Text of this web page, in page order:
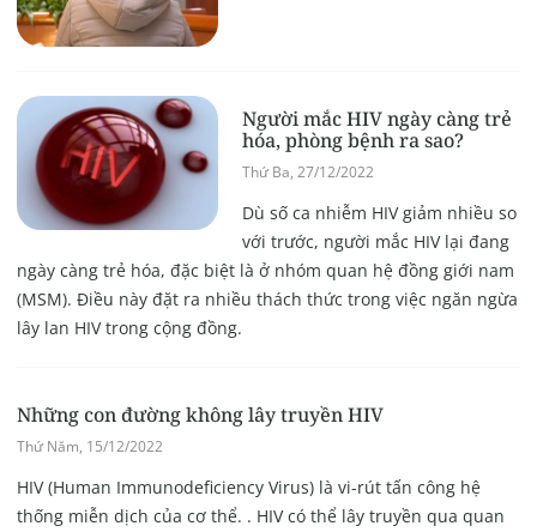
Người mắc HIV ngày càng trẻ
hóa, phòng bệnh ra sao?
Thứ Ba, 27/12/2022
Dù số ca nhiễm HIV giảm nhiều so
với trước, người mắc HIV lại đang
ngày càng trẻ hóa, đặc biệt là ở nhóm quan hệ đồng giới nam
(MSM). Điều này đặt ra nhiều thách thức trong việc ngăn ngừa
lây lan HIV trong cộng đồng.
Những con đường không lây truyền HIV
Thứ Năm, 15/12/2022
HIV (Human Immunodeficiency Virus) là vi-rút tấn công hệ
thống miễn dịch của cơ thể. . HIV có thể lây truyền qua quan